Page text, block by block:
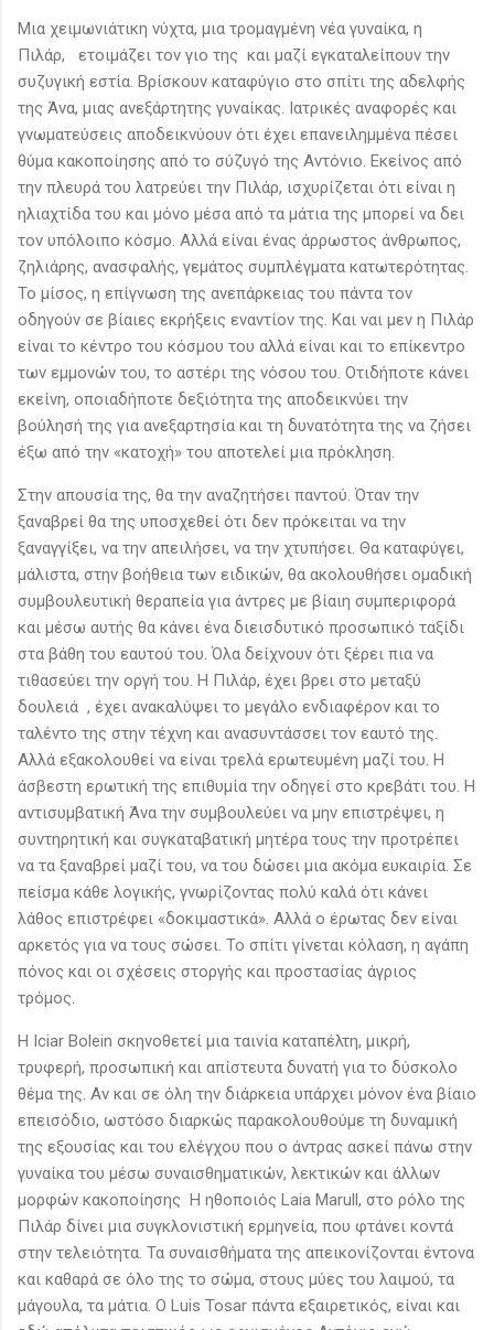
Μια χειμωνιάτικη νύχτα, μια τρομαγμένη νέα γυναίκα, η
Πιλάρ, ετοιμάζει τον γιο της και μαζί εγκαταλείπουν την
συζυγική εστία. Βρίσκουν καταφύγιο στο σπίτι της αδελφής
της Άνα, μιας ανεξάρτητης γυναίκας. Ιατρικές αναφορές και
γνωματεύσεις αποδεικνύουν ότι έχει επανειλημμένα πέσει
θύμα κακοποίησης από το σύζυγό της Αντόνιο. Εκείνος από
την πλευρά του λατρεύει την Πιλάρ, ισχυρίζεται ότι είναι η
ηλιαχτίδα του και μόνο μέσα από τα μάτια της μπορεί να δει
τον υπόλοιπο κόσμο. Αλλά είναι ένας άρρωστος άνθρωπος,
ζηλιάρης, ανασφαλής, γεμάτος συμπλέγματα κατωτερότητας.
Το μίσος, η επίγνωση της ανεπάρκειας του πάντα τον
οδηγούν σε βίαιες εκρήξεις εναντίον της. Και ναι μεν η Πιλάρ
είναι το κέντρο του κόσμου του αλλά είναι και το επίκεντρο
των εμμονών του, το αστέρι της νόσου του. Οτιδήποτε κάνει
εκείνη, οποιαδήποτε δεξιότητα της αποδεικνύει την
βούλησή της για ανεξαρτησία και τη δυνατότητα της να ζήσει
έξω από την «κατοχή» του αποτελεί μια πρόκληση.
Στην απουσία της, θα την αναζητήσει παντού. Όταν την
ξαναβρεί θα της υποσχεθεί ότι δεν πρόκειται να την
ξαναγγίξει, να την απειλήσει, να την χτυπήσει. Θα καταφύγει,
μάλιστα, στην βοήθεια των ειδικών, θα ακολουθήσει ομαδική
συμβουλευτική θεραπεία για άντρες με βίαιη συμπεριφορά
και μέσω αυτής θα κάνει ένα διεισδυτικό προσωπικό ταξίδι
στα βάθη του εαυτού του. Όλα δείχνουν ότι ξέρει πια να
τιθασεύει την οργή του. Η Πιλάρ, έχει βρει στο μεταξύ
δουλειά , έχει ανακαλύψει το μεγάλο ενδιαφέρον και το
ταλέντο της στην τέχνη και ανασυντάσσει τον εαυτό της.
Αλλά εξακολουθεί να είναι τρελά ερωτευμένη μαζί του. Η
άσβεστη ερωτική της επιθυμία την οδηγεί στο κρεβάτι του. Η
αντισυμβατική Άνα την συμβουλεύει να μην επιστρέψει, η
συντηρητική και συγκαταβατική μητέρα τους την προτρέπει
να τα ξαναβρεί μαζί του, να του δώσει μια ακόμα ευκαιρία. Σε
πείσμα κάθε λογικής, γνωρίζοντας πολύ καλά ότι κάνει
λάθος επιστρέφει «δοκιμαστικά». Αλλά ο έρωτας δεν είναι
αρκετός για να τους σώσει. Το σπίτι γίνεται κόλαση, η αγάπη
πόνος και οι σχέσεις στοργής και προστασίας άγριος
τρόμος.
Η Iciar Bolein σκηνοθετεί μια ταινία καταπέλτη, μικρή,
τρυφερή, προσωπική και απίστευτα δυνατή για το δύσκολο
θέμα της. Αν και σε όλη την διάρκεια υπάρχει μόνον ένα βίαιο
επεισόδιο, ωστόσο διαρκώς παρακολουθούμε τη δυναμική
της εξουσίας και του ελέγχου που ο άντρας ασκεί πάνω στην
γυναίκα του μέσω συναισθηματικών, λεκτικών και άλλων
μορφών κακοποίησης Η ηθοποιός Laia Marull, στο ρόλο της
Πιλάρ δίνει μια συγκλονιστική ερμηνεία, που φτάνει κοντά
στην τελειότητα. Τα συναισθήματα της απεικονίζονται έντονα
και καθαρά σε όλο της το σώμα, στους μύες του λαιμού, τα
μάγουλα, τα μάτια. Ο Luis Tosar πάντα εξαιρετικός, είναι και